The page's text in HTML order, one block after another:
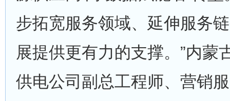
步拓宽服务领域、延伸服务
展提供更有力的支撑。”内蒙
供电公司副总工程师、营销